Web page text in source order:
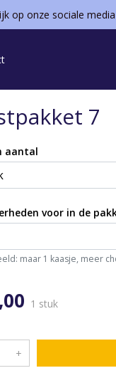
op onze sociale
7
Kies een aantal
voor in de
maar 1 kaasje, meer
1 stuk
+